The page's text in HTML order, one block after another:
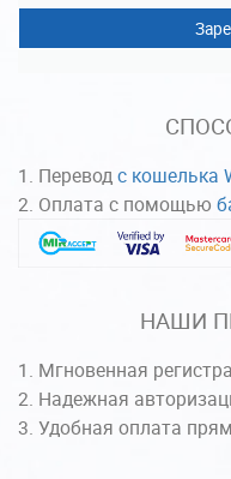
Переводс кошелька
Оплата с помощью
НАШИ
Мгновенная
Надежная
Удобная оплата